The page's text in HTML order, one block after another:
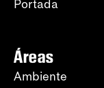
Portada
Áreas
Ambiente